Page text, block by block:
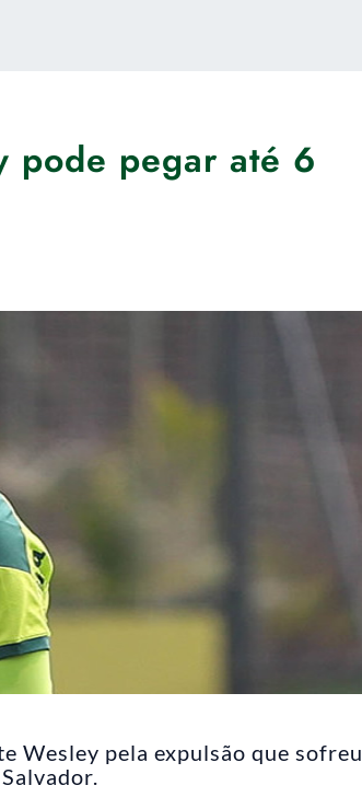
pode pegar até 6
Wesley pela expulsão que sofreu